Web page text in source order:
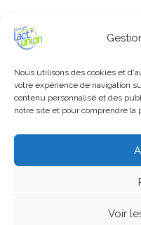
Nous utilisons des cookies et
votre expérience de navigation
contenu personnalisé et des
notre site et pour comprendre la
Voir
NOS GAMMES
Nos gammes
Laits infantiles
Laits de consommation
Matières grasses
Tous nos produits